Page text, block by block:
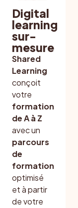
Digital
learning
sur-
mesure
Shared
Learning
conçoit
votre
formation
de A à Z
avec un
parcours
de
formation
optimisé
et à partir
de votre